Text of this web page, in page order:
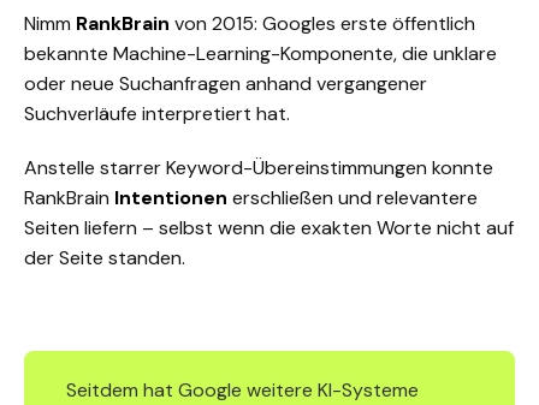
Nimm RankBrain von 2015: Googles erste öffentlich
bekannte Machine-Learning-Komponente, die unklare
oder neue Suchanfragen anhand vergangener
Suchverläufe interpretiert hat.
Anstelle starrer Keyword-Übereinstimmungen konnte
RankBrain Intentionen erschließen und relevantere
Seiten liefern – selbst wenn die exakten Worte nicht auf
der Seite standen.
Seitdem hat Google weitere KI-Systeme